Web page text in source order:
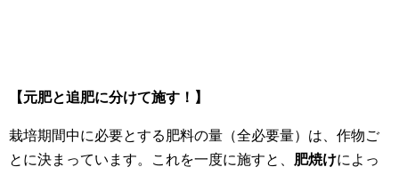
【元肥と追肥に分けて施す！】
栽培期間中に必要とする肥料の量（全必要量）は、作物ご
とに決まっています。これを一度に施すと、 肥焼けによっ